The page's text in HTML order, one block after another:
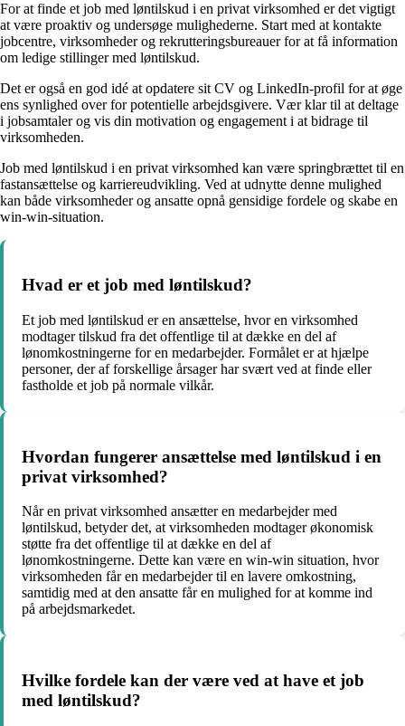
For at finde et job med løntilskud i en privat virksomhed er det vigtigt
at være proaktiv og undersøge mulighederne. Start med at kontakte
jobcentre, virksomheder og rekrutteringsbureauer for at få information
om ledige stillinger med løntilskud.
Det er også en god idé at opdatere sit CV og LinkedIn-profil for at øge
ens synlighed over for potentielle arbejdsgivere. Vær klar til at deltage
i jobsamtaler og vis din motivation og engagement i at bidrage til
virksomheden.
Job med løntilskud i en privat virksomhed kan være springbrættet til en
fastansættelse og karriereudvikling. Ved at udnytte denne mulighed
kan både virksomheder og ansatte opnå gensidige fordele og skabe en
win-win-situation.
Hvad er et job med løntilskud?
Et job med løntilskud er en ansættelse, hvor en virksomhed
modtager tilskud fra det offentlige til at dække en del af
lønomkostningerne for en medarbejder. Formålet er at hjælpe
personer, der af forskellige årsager har svært ved at finde eller
fastholde et job på normale vilkår.
Hvordan fungerer ansættelse med løntilskud i en
privat virksomhed?
Når en privat virksomhed ansætter en medarbejder med
løntilskud, betyder det, at virksomheden modtager økonomisk
støtte fra det offentlige til at dække en del af
lønomkostningerne. Dette kan være en win-win situation, hvor
virksomheden får en medarbejder til en lavere omkostning,
samtidig med at den ansatte får en mulighed for at komme ind
på arbejdsmarkedet.
Hvilke fordele kan der være ved at have et job
med løntilskud?